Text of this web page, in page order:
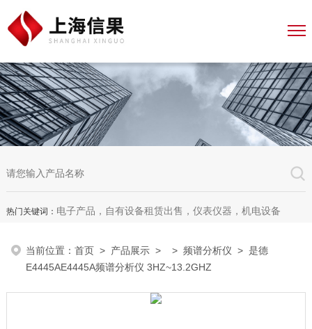
热门关键词： 电子产品，自有设备租赁出售，仪表仪器，机电设备
当前位置：首页 > 产品展示 > >频谱分析仪 > 是德
E4445AE4445A频谱分析仪 3HZ~13.2GHZ